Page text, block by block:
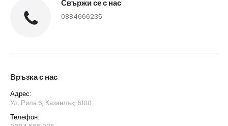
Свържи се с нас
0884666235
Връзка с нас
Адрес:
Ул. Рила 6, Казанлък, 6100
Телефон: